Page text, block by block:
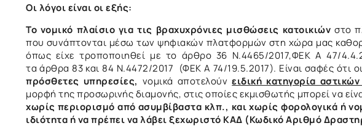
Οι λόγοι είναι οι εξής:
Το νομικό πλαίσιο για τις βραχυχρόνιες μισθώσεις κατοικιών στο
που συνάπτονται μέσω των ψηφιακών πλατφορμών στη χώρα μας
όπως είχε τροποποιηθεί με το άρθρο 36 Ν.4465/2017,ΦΕΚ Α 47/
τα άρθρα 83 και 84 Ν.4472/2017 (ΦΕΚ Α 74/19.5.2017). Είναι σαφές ότι
πρόσθετες υπηρεσίες, νομικά αποτελούνειδική κατηγορία
μορφή της προσωρινής διαμονής, στις οποίες εκμισθωτής μπορεί να
χωρίς περιορισμό από ασυμβίβαστα κλπ., και χωρίς φορολογικά ή
ιδιότητα ή να πρέπει να λάβει ξεχωριστό ΚΑΔ (Κωδικό Αριθμό